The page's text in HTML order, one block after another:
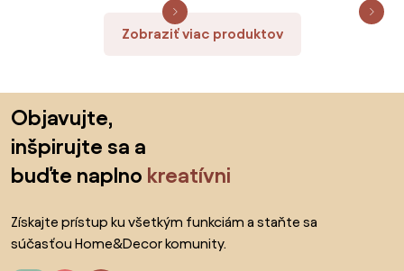
Zobraziť viac produktov
Objavujte,
inšpirujte sa a
buďte naplno kreatívni
Získajte prístup ku všetkým funkciám a staňte sa
súčasťou Home&Decor komunity.